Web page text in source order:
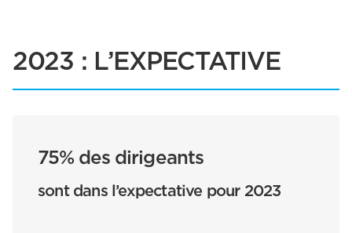
2023 : L’EXPECTATIVE
75% des dirigeants
sont dans l’expectative pour 2023